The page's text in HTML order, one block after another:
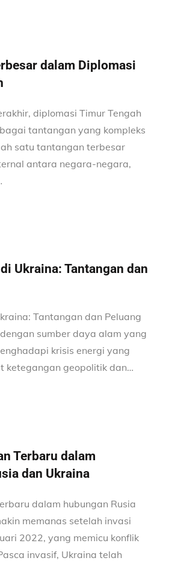
dalam Diplomasi
diplomasi Timur Tengah
tantangan yang kompleks
satu tantangan terbesar
antara negara-negara,
Ukraina: Tantangan dan
Tantangan dan Peluang
sumber daya alam yang
krisis energi yang
ketegangan geopolitik dan…
Terbaru dalam
dan Ukraina
dalam hubungan Rusia
memanas setelah invasi
2022, yang memicu konflik
invasif, Ukraina telah